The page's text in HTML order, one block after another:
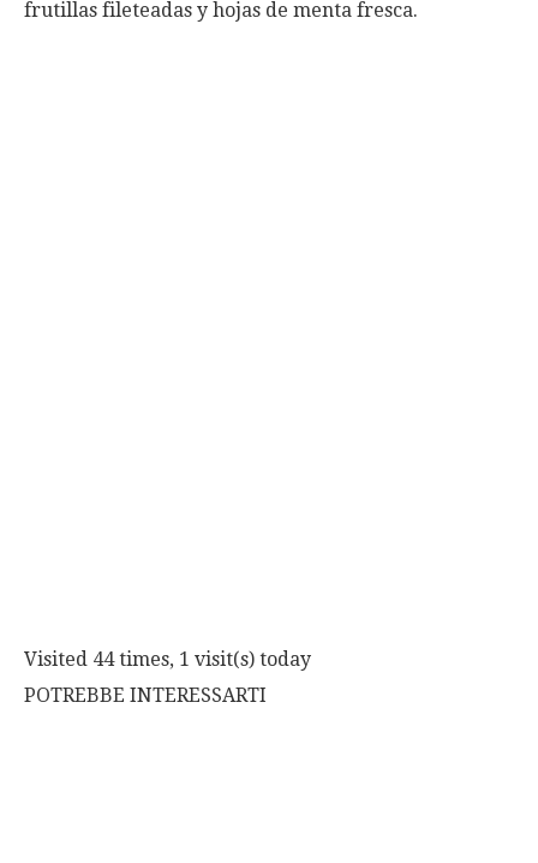
frutillas fileteadas y hojas de menta fresca.
Visited 44 times, 1 visit(s) today
POTREBBE INTERESSARTI